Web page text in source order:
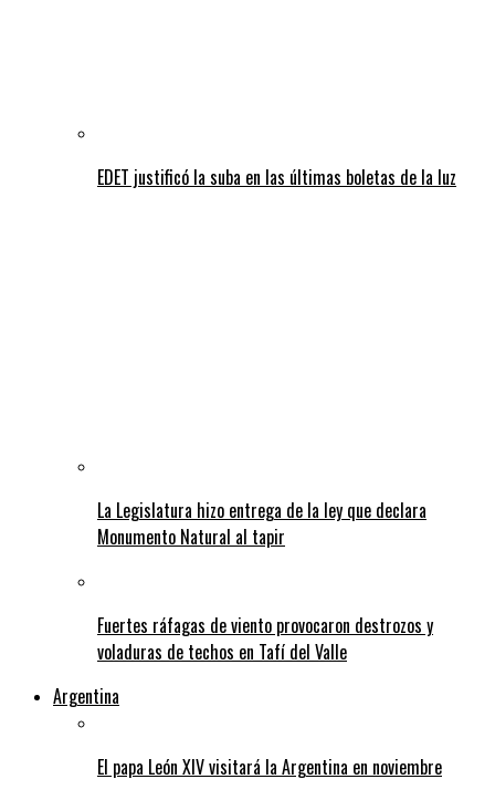
EDET justificó la suba en las últimas boletas de la luz
La Legislatura hizo entrega de la ley que declara
Monumento Natural al tapir
Fuertes ráfagas de viento provocaron destrozos y
voladuras de techos en Tafí del Valle
Argentina
El papa León XIV visitará la Argentina en noviembre